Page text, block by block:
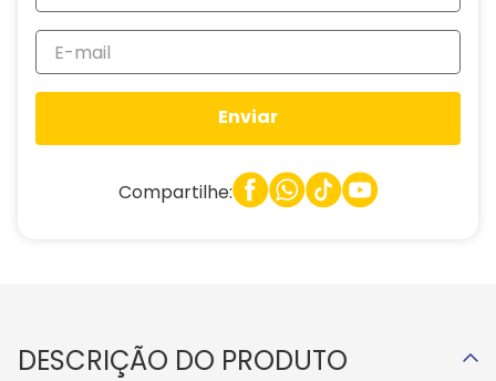
Enviar
Compartilhe:
DESCRIÇÃO DO PRODUTO